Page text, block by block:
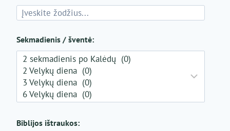
Sekmadienis / šventė:
Biblijos ištraukos: